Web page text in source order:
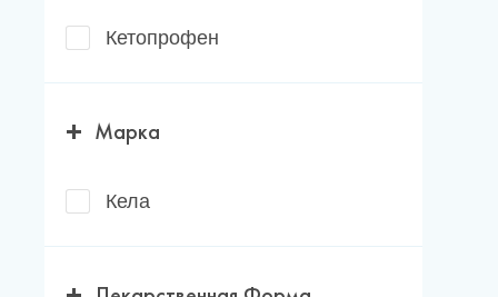
О компании
Стать партнером
Кетопрофен
Марка
Кела